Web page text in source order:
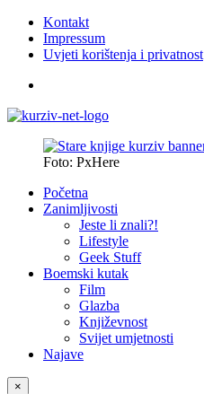
Kontakt
Impressum
Uvjeti korištenja i privatnost
Foto: PxHere
Početna
Zanimljivosti
Jeste li znali?!
Lifestyle
Geek Stuff
Boemski kutak
Film
Glazba
Književnost
Svijet umjetnosti
Najave
×